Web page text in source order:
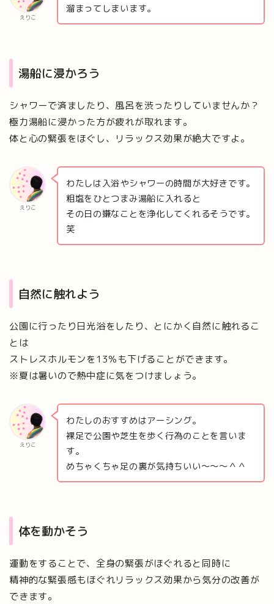
えりこ
溜まってしまいます。
湯船に浸かろう
シャワーで済ましたり、風呂を渋ったりしていませんか？
極力湯船に浸かった方が疲れが取れます。
体と心の緊張をほぐし、リラックス効果が絶大ですよ。
えりこ
わたしは入浴やシャワーの時間が大好きです。
粗塩をひとつまみ湯船に入れると
その日の嫌なことを浄化してくれるそうです。
笑
自然に触れよう
公園に行ったり日光浴をしたり、とにかく自然に触れるこ
とは
ストレスホルモンを13％も下げることができます。
※夏は暑いので熱中症に気をつけましょう。
えりこ
わたしのおすすめはアーシング。
裸足で公園や芝生を歩く行為のことを言いま
す。
めちゃくちゃ足の裏が気持ちいい〜〜〜＾＾
体を動かそう
運動をすることで、全身の緊張がほぐれると同時に
精神的な緊張感もほぐれリラックス効果から気分の改善が
できます。